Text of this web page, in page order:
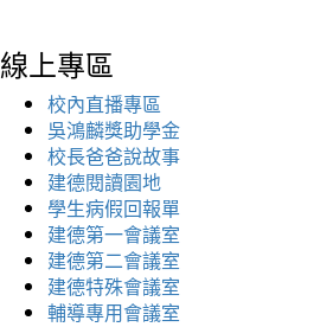
線上專區
校內直播專區
吳鴻麟獎助學金
校長爸爸說故事
建德閱讀園地
學生病假回報單
建德第一會議室
建德第二會議室
建德特殊會議室
輔導專用會議室